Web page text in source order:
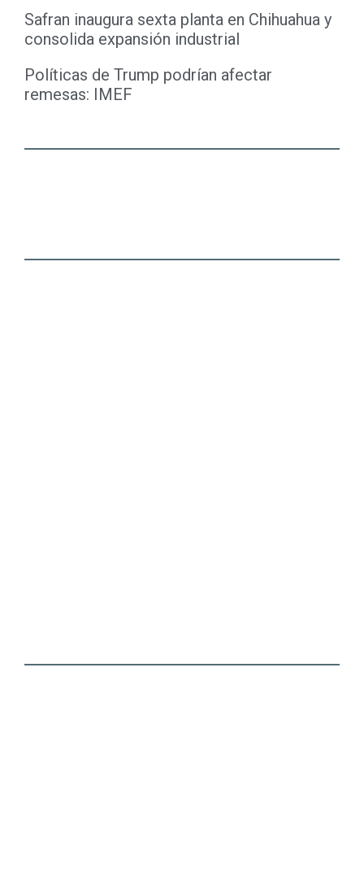
Safran inaugura sexta planta en Chihuahua y
consolida expansión industrial
Políticas de Trump podrían afectar
remesas: IMEF